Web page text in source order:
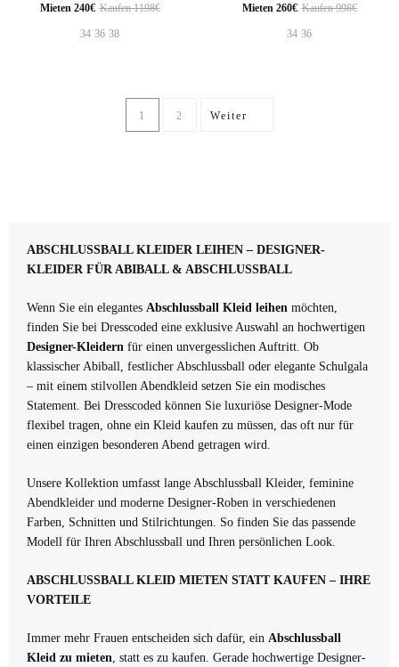
Mieten 240€ Kaufen 1198€
34 36 38
Mieten 260€ Kaufen 998€
34 36
1 2 Weiter
ABSCHLUSSBALL KLEIDER LEIHEN – DESIGNER-
KLEIDER FÜR ABIBALL & ABSCHLUSSBALL
Wenn Sie ein elegantes Abschlussball Kleid leihen möchten,
finden Sie bei Dresscoded eine exklusive Auswahl an hochwertigen
Designer-Kleidern für einen unvergesslichen Auftritt. Ob
klassischer Abiball, festlicher Abschlussball oder elegante Schulgala
– mit einem stilvollen Abendkleid setzen Sie ein modisches
Statement. Bei Dresscoded können Sie luxuriöse Designer-Mode
flexibel tragen, ohne ein Kleid kaufen zu müssen, das oft nur für
einen einzigen besonderen Abend getragen wird.
Unsere Kollektion umfasst lange Abschlussball Kleider, feminine
Abendkleider und moderne Designer-Roben in verschiedenen
Farben, Schnitten und Stilrichtungen. So finden Sie das passende
Modell für Ihren Abschlussball und Ihren persönlichen Look.
ABSCHLUSSBALL KLEID MIETEN STATT KAUFEN – IHRE
VORTEILE
Immer mehr Frauen entscheiden sich dafür, ein Abschlussball
Kleid zu mieten , statt es zu kaufen. Gerade hochwertige Designer-